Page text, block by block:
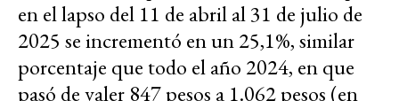
en el lapso del 11 de abril al 31 de julio de
2025 se incrementó en un 25,1%, similar
porcentaje que todo el año 2024, en que
pasó de valer 847 pesos a 1.062 pesos (en